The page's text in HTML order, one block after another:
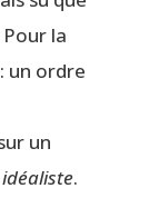
la
un ordre
un
.